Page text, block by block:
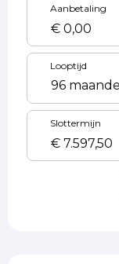
Aanbetaling
Looptijd
Slottermijn